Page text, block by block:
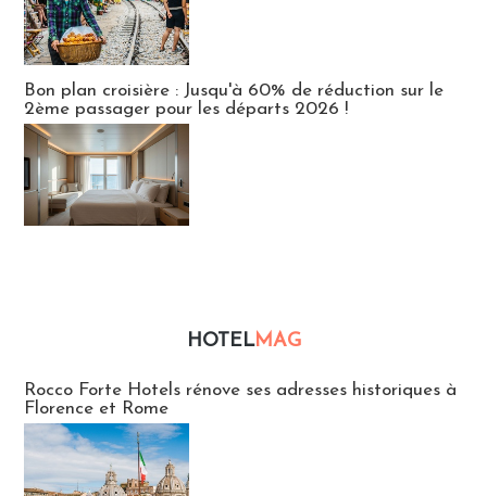
Bon plan croisière : Jusqu'à 60% de réduction sur le
2ème passager pour les départs 2026 !
HOTELMAG
Rocco Forte Hotels rénove ses adresses historiques à
Florence et Rome